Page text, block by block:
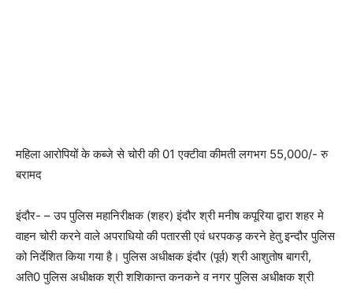
महिला आरोपियों के कब्जे से चोरी की 01 एक्टीवा कीमती लगभग 55,000/- रु
बरामद
इंदौर- – उप पुलिस महानिरीक्षक (शहर) इंदौर श्री मनीष कपूरिया द्वारा शहर मे
वाहन चोरी करने वाले अपराधियो की पतारसी एवं धरपकड़ करने हेतु इन्दौर पुलिस
को निर्देशित किया गया है। पुलिस अधीक्षक इंदौर (पूर्व) श्री आशुतोष बागरी,
अति0 पुलिस अधीक्षक श्री शशिकान्त कनकने व नगर पुलिस अधीक्षक श्री